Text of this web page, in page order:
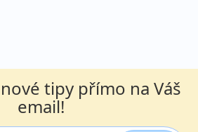
tipy přímo na Váš
email!